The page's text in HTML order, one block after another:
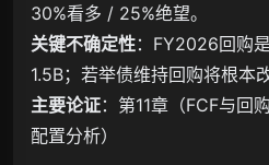
30%看多 / 25%绝望。
关键不确定性：FY2026回购
1.5B；若举债维持回购将根本
主要论证：第11章（FCF与回
配置分析）